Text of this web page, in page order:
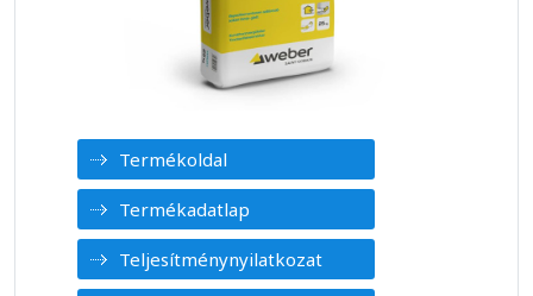
Termékoldal
Termékadatlap
Teljesítménynyilatkozat